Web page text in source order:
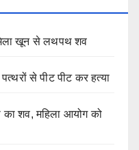
खून से लथपथ शव
से पीट पीट कर हत्या
का शव, महिला आयोग को